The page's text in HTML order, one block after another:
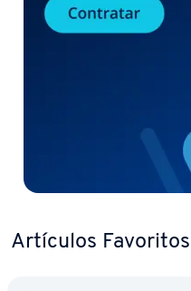
Artículos Favoritos